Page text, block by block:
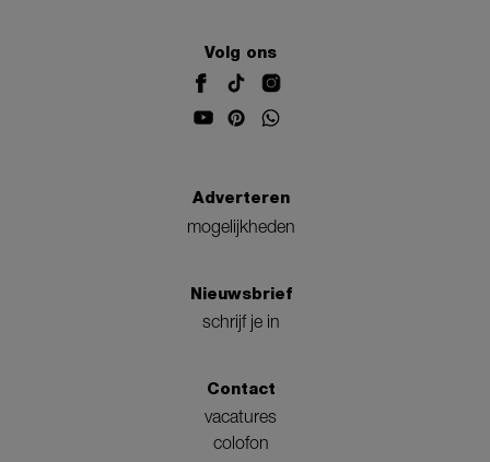
Volg ons
Adverteren
mogelijkheden
Nieuwsbrief
schrijf je in
Contact
vacatures
colofon